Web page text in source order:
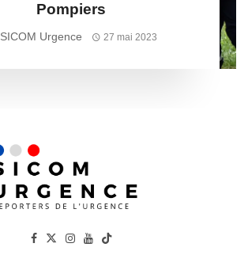
Pompiers
SICOM Urgence 27 mai 2023